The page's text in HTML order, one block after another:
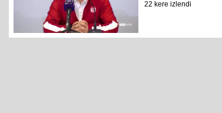
22 kere izlendi